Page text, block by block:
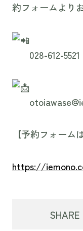
約フォームより
028-612-5521
【予約フォーム
https://
SHARE